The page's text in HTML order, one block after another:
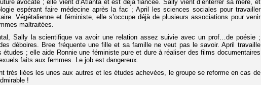
avocate ; elle vient d’Atlanta et est déjà fiancée. Sally vient d’enterrer sa mère, et
espérant faire médecine après la fac ; April les sciences sociales pour travailler
Végétalienne et féministe, elle s’occupe déjà de plusieurs associations pour venir
maltraitées.
Sally la scientifique va avoir une relation assez suivie avec un prof…de poésie ;
déboires. Bree fréquente une fille et sa famille ne veut pas le savoir. April travaille
études ; elle aide Ronnie une féministe pure et dure à réaliser des films documentaires
faits aux femmes. Le job est dangereux.
très liées les unes aux autres et les études achevées, le groupe se reforme en cas de
!